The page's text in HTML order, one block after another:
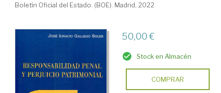
Boletín Oficial del Estado. (BOE). Madrid, 2022
50,00 €
Stock en Almacén
COMPRAR